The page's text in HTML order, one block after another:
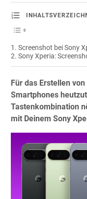
Screenshot bei Sony
Sony Xperia:
Für das Erstellen
Smartphones
Tastenkombination
mit Deinem Sony